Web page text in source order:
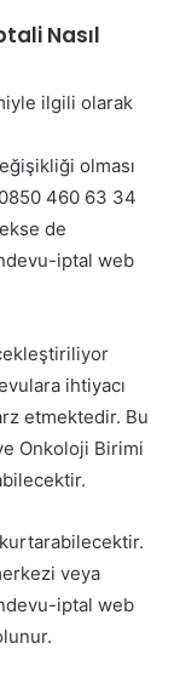
Nasıl
ilgili olarak
olması
460 63 34
de
iptal web
ihtiyacı
etmektedir. Bu
Onkoloji Birimi
veya
iptal web